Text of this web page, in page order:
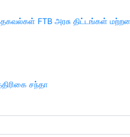
தகவல்கள் FTB அரசு திட்டங்கள்
சந்தா